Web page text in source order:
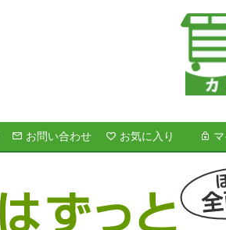
お問い合わせ お気に入り